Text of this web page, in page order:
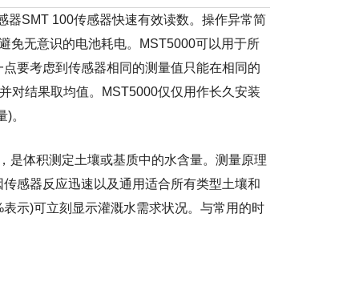
器SMT 100传感器快速有效读数。操作异常简
免无意识的电池耗电。MST5000可以用于所
要考虑到传感器相同的测量值只能在相同的
对结果取均值。MST5000仅仅用作长久安装
。
是体积测定土壤或基质中的水含量。测量原理
感器反应迅速以及通用适合所有类型土壤和
示)可立刻显示灌溉水需求状况。与常用的时